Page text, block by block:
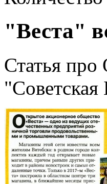
"Веста"
Статья про
"Советская